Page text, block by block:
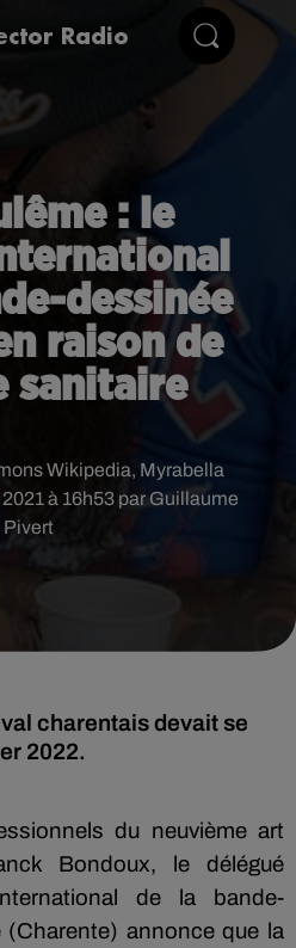
Radio
: le
dessinée
raison de
sanitaire
à 16h53 par Guillaume
Pivert
Wikipedia, Myrabella
charentais devait se
2022.
du neuvième art
Bondoux, le délégué
de la bande-
(Charente) annonce que la